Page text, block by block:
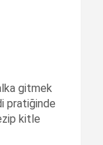
gitmek
pratiğinde
kitle